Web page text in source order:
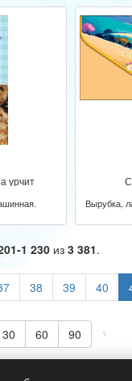
урчит
Вырубка,
1 230из 3 381.
38 39 40
30 60 90